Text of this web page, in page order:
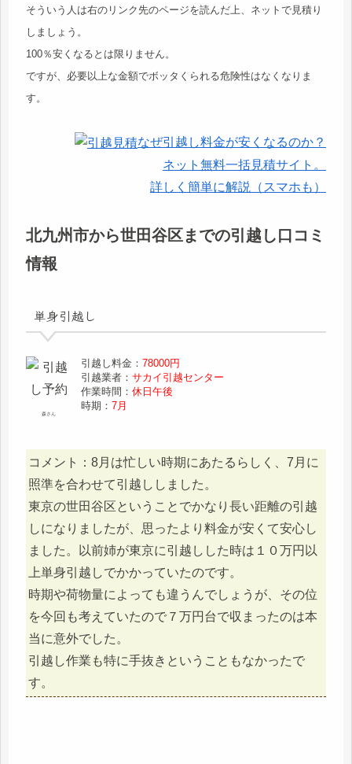
そういう人は右のリンク先のページを読んだ上、ネットで見積り
しましょう。
100％安くなるとは限りません。
ですが、必要以上な金額でボッタくられる危険性はなくなりま
す。
なぜ引越し料金が安くなるのか？
ネット無料一括見積サイト。
詳しく簡単に解説（スマホも）
北九州市から世田谷区までの引越し口コミ
情報
単身引越し
森さん
引越し料金：78000円
引越業者：サカイ引越センター
作業時間：休日午後
時期：7月
コメント：8月は忙しい時期にあたるらしく、7月に
照準を合わせて引越ししました。
東京の世田谷区ということでかなり長い距離の引越
しになりましたが、思ったより料金が安くて安心し
ました。以前姉が東京に引越しした時は１０万円以
上単身引越しでかかっていたのです。
時期や荷物量によっても違うんでしょうが、その位
を今回も考えていたので７万円台で収まったのは本
当に意外でした。
引越し作業も特に手抜きということもなかったで
す。